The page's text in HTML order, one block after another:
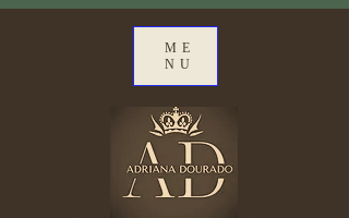
ME
NU